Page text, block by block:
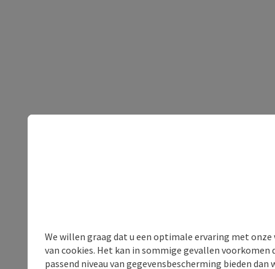
We willen graag dat u een optimale ervaring met
van cookies. Het kan in sommige gevallen voorkomen
passend niveau van gegevensbescherming bieden